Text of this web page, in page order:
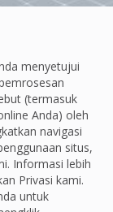
menyetujui
(termasuk
Anda) oleh
navigasi
situs,
Informasi lebih
Privasi kami.
untuk
Cara Andik
Andik fokus